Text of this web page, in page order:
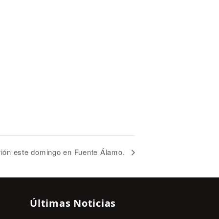
este domingo en Fuente Álamo.
Últimas Noticias